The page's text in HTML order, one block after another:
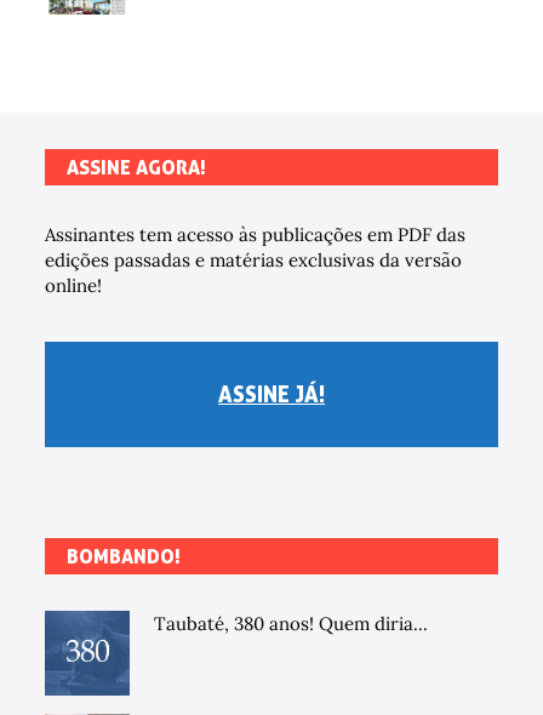
ASSINE AGORA!
Assinantes tem acesso às publicações em PDF das
edições passadas e matérias exclusivas da versão
online!
ASSINE JÁ!
BOMBANDO!
Taubaté, 380 anos! Quem diria...